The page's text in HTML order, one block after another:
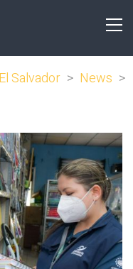
Salvador > News >